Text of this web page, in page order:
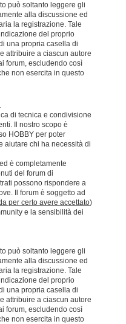
può soltanto leggere gli
alla discussione ed
la registrazione. Tale
del proprio
una propria casella di
attribuire a ciascun autore
forum, escludendo così
non esercita in questo
di tecnica e condivisione
Il nostro scopo è
HOBBY per poter
aiutare chi ha necessità di
è completamente
del forum di
possono rispondere a
Il forum è soggetto ad
per certo avere accettato)
e la sensibilità dei
può soltanto leggere gli
alla discussione ed
la registrazione. Tale
del proprio
una propria casella di
attribuire a ciascun autore
forum, escludendo così
non esercita in questo